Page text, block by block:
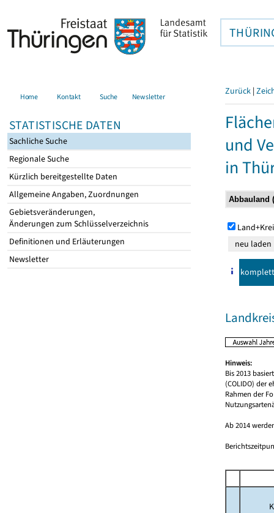
Home Kontakt Suche Newsletter
STATISTISCHE DATEN
Sachliche Suche
Regionale Suche
Kürzlich bereitgestellte Daten
Allgemeine Angaben, Zuordnungen
Gebietsveränderungen,
Änderungen zum Schlüsselverzeichnis
Definitionen und Erläuterungen
Newsletter
Zurück |
und
in
komplett
Hinweis:
Bis 2013
(COLIDO) der
Rahmen der
Ab 2014